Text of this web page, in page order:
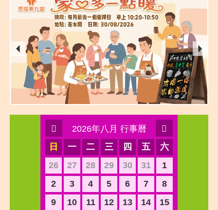
2026年八月 行事曆
日
一 二 三 四 五
六
26
27 28 29 30 31
1
2
3 4 5 6 7
8
9
10 11 12 13 14 15